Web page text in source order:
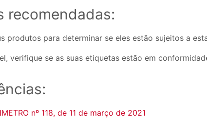
recomendadas:
produtos para determinar se eles estão sujeitos a
verifique se as suas etiquetas estão em
nº 118, de 11 de março de 2021